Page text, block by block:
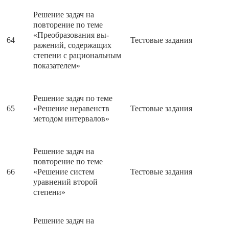
64
Решение задач на
повторение по теме
«Преобразования вы-
ражений, содержащих
степени с рациональным
показателем»
Тестовые задания
65
Решение задач по теме
«Решение неравенств
методом интервалов»
Тестовые задания
66
Решение задач на
повторение по теме
«Решение систем
уравнений второй
степени»
Тестовые задания
Решение задач на